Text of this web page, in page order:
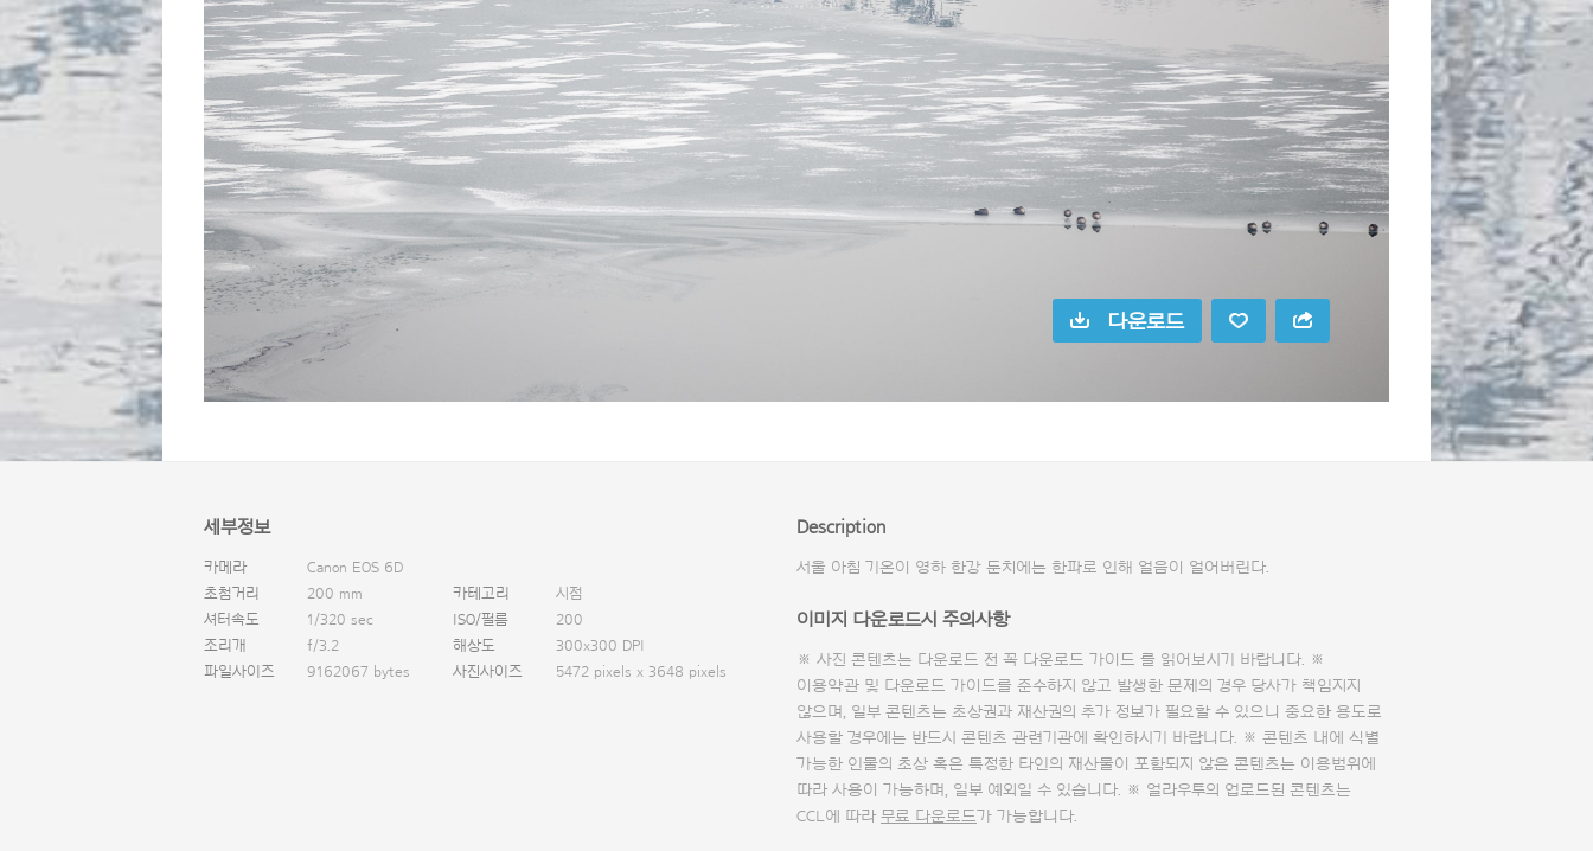
다운로드
세부정보
카메라
Canon EOS 6D
초첨거리
200 mm 카테고리
시점
셔터속도
1/320 sec ISO/필름
200
조리개
f/3.2 해상도
300x300 DPI
파일사이즈
9162067 bytes 사진사이즈 5472 pixels x 3648 pixels
Description
서울 아침 기온이 영하 한강 둔치에는 한파로 인해 얼음이 얼어버린다.
이미지 다운로드시 주의사항
※ 사진 콘텐츠는 다운로드 전 꼭 다운로드 가이드 를 읽어보시기 바랍니다. ※
이용약관 및 다운로드 가이드를 준수하지 않고 발생한 문제의 경우 당사가 책임지지
않으며, 일부 콘텐츠는 초상권과 재산권의 추가 정보가 필요할 수 있으니 중요한 용도로
사용할 경우에는 반드시 콘텐츠 관련기관에 확인하시기 바랍니다. ※ 콘텐츠 내에 식별
가능한 인물의 초상 혹은 특정한 타인의 재산물이 포함되지 않은 콘텐츠는 이용범위에
따라 사용이 가능하며, 일부 예외일 수 있습니다. ※ 얼라우투의 업로드된 콘텐츠는
CCL에 따라 무료 다운로드가 가능합니다.